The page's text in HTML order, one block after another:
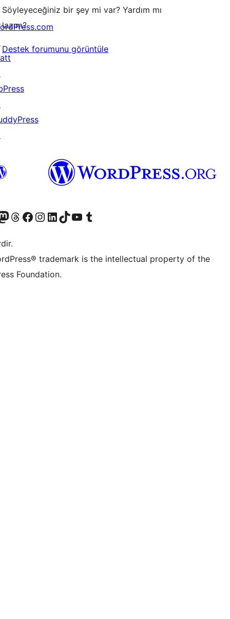
Söyleyeceğiniz bir şey mi var? Yardım mı
lazım?
Destek forumunu görüntüle
edin
hesabımızı ziyaret edin
Threads hesabımızı ziyaret edinFacebook sayfamızı ziyaret edinInstagram hesabımızı ziyaret edinLinkedIn hesabımızı ziyaret edinTikTok hesabımızı ziyaret edinYouTube kanalımızı ziyaret edinTumblr hesabımızı ziyaret edin
trademark is the intellectual property of the
Foundation.